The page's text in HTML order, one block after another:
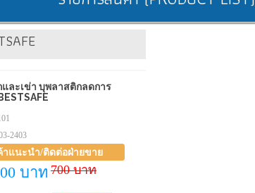
ละเข่า บุพลาสติกลดการ
2403
แนะนำ/ติดต่อฝ่ายขาย
บาท 700 บาท